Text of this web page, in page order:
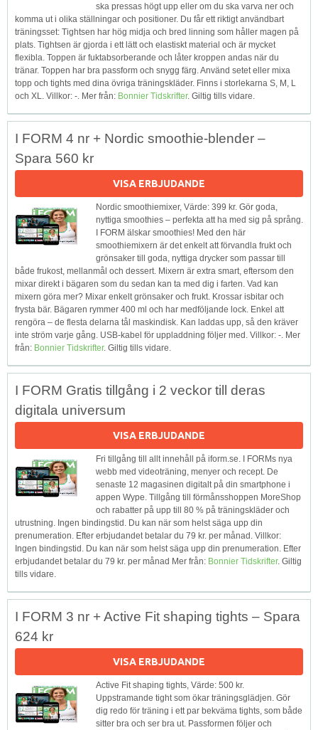
ska pressas högt upp eller om du ska varva ner och
komma ut i olika ställningar och positioner. Du får ett riktigt användbart
träningsset: Tightsen har hög midja och bred linning som håller magen på
plats. Tightsen är gjorda i ett lätt och elastiskt material och är mycket
flexibla. Toppen är fuktabsorberande och låter kroppen andas när du
tränar. Toppen har bra passform och snygg färg. Använd setet eller mixa
topp och tights med dina övriga träningskläder. Finns i storlekarna S, M, L
och XL. Villkor: -. Mer från: Bonnier Tidskrifter. Giltig tills vidare.
I FORM 4 nr + Nordic smoothie-blender –
Spara 560 kr
VISA ERBJUDANDE
Nordic smoothiemixer, Värde: 399 kr. Gör goda,
nyttiga smoothies – perfekta att ha med sig på språng.
I FORM älskar smoothies! Med den här
smoothiemixern är det enkelt att förvandla frukt och
grönsaker till goda, nyttiga drycker som passar till
både frukost, mellanmål och dessert. Mixern är extra smart, eftersom den
mixar direkt i bägaren som du sedan kan ta med dig i farten. Vad kan
mixern göra mer? Mixar enkelt grönsaker och frukt. Krossar isbitar och
frysta bär. Bägaren rymmer 400 ml och har medföljande lock. Enkel att
rengöra – de flesta delarna tål maskindisk. Kan laddas upp, så den kräver
inte ström varje gång. USB-kabel för uppladdning följer med. Villkor: -. Mer
från: Bonnier Tidskrifter. Giltig tills vidare.
I FORM Gratis tillgång i 2 veckor till deras
digitala universum
VISA ERBJUDANDE
Fri tillgång till allt innehåll på iform.se. I FORMs nya
webb med videoträning, menyer och recept. De
senaste 12 magasinen digitalt på din smartphone i
appen Wype. Tillgång till förmånsshoppen MoreShop
och rabatter på upp till 80 % på träningskläder och
utrustning. Ingen bindingstid. Du kan när som helst säga upp din
prenumeration. Efter erbjudandet betalar du 79 kr. per månad. Villkor:
Ingen bindingstid. Du kan när som helst säga upp din prenumeration. Efter
erbjudandet betalar du 79 kr. per månad Mer från: Bonnier Tidskrifter. Giltig
tills vidare.
I FORM 3 nr + Active Fit shaping tights – Spara
624 kr
VISA ERBJUDANDE
Active Fit shaping tights, Värde: 500 kr.
Uppstramande tight som ökar träningsglädjen. Gör
dig redo för träning i ett par bekväma tights, som både
sitter bra och ser bra ut. Passformen följer och